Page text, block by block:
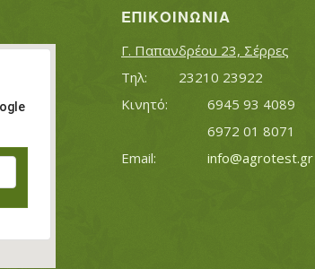
ΕΠΙΚΟΙΝΩΝΊΑ
Γ. Παπανδρέου 23, Σέρρες
Τηλ:		23210 23922
Κινητό:		6945 93 4089
			6972 01 8071
info@agrotest.gr